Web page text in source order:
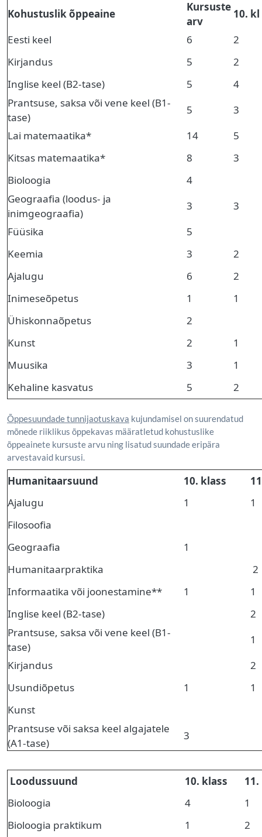
Kohustuslik õppeaine
Kursuste
arv
10. kl
Eesti keel
6
2
Kirjandus
5
2
Inglise keel (B2-tase)
5
4
Prantsuse, saksa või vene keel (B1-
tase)
5
3
Lai matemaatika*
14
5
Kitsas matemaatika*
8
3
Bioloogia
4
Geograafia (loodus- ja
inimgeograafia)
3
3
Füüsika
5
Keemia
3
2
Ajalugu
6
2
Inimeseõpetus
1
1
Ühiskonnaõpetus
2
Kunst
2
1
Muusika
3
1
Kehaline kasvatus
5 2
Õppesuundade tunnijaotuskava kujundamisel on suurendatud
mõnede riiklikus õppekavas määratletud kohustuslike
õppeainete kursuste arvu ning lisatud suundade eripära
arvestavaid kursusi.
Humanitaarsuund 10. klass
Ajalugu
1
1
Filosoofia
Geograafia
1
Humanitaarpraktika
2
Informaatika või joonestamine**
1
1
Inglise keel (B2-tase)
2
Prantsuse, saksa või vene keel (B1-
tase)
1
Kirjandus
2
Usundiõpetus
1
1
Kunst
Prantsuse või saksa keel algajatele
(A1-tase)
3
Loodussuund 10. klass
Bioloogia
4
1
Bioloogia praktikum
1
2